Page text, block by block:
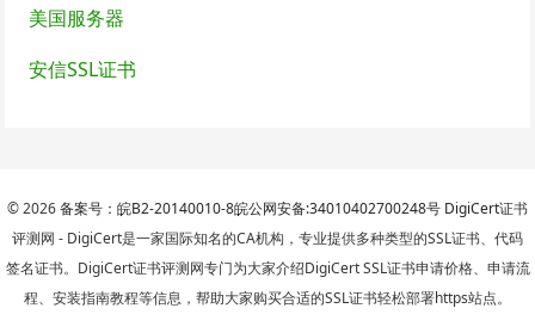
美国服务器
安信SSL证书
© 2026备案号：皖B2-20140010-8皖公网安备:34010402700248号 DigiCert证书
评测网 - DigiCert是一家国际知名的CA机构，专业提供多种类型的SSL证书、代码
签名证书。DigiCert证书评测网专门为大家介绍DigiCert SSL证书申请价格、申请流
程、安装指南教程等信息，帮助大家购买合适的SSL证书轻松部署https站点。